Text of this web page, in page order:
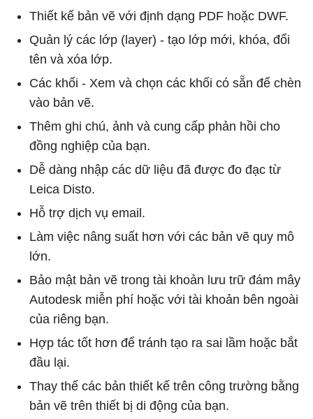
Thiết kế bản vẽ với định dạng PDF hoặc DWF.
Quản lý các lớp (layer) - tạo lớp mới, khóa, đổi
tên và xóa lớp.
Các khối - Xem và chọn các khối có sẵn để chèn
vào bản vẽ.
Thêm ghi chú, ảnh và cung cấp phản hồi cho
đồng nghiệp của bạn.
Dễ dàng nhập các dữ liệu đã được đo đạc từ
Leica Disto.
Hỗ trợ dịch vụ email.
Làm việc nâng suất hơn với các bản vẽ quy mô
lớn.
Bảo mật bản vẽ trong tài khoản lưu trữ đám mây
Autodesk miễn phí hoặc với tài khoản bên ngoài
của riêng bạn.
Hợp tác tốt hơn để tránh tạo ra sai lầm hoặc bắt
đầu lại.
Thay thế các bản thiết kế trên công trường bằng
bản vẽ trên thiết bị di động của bạn.